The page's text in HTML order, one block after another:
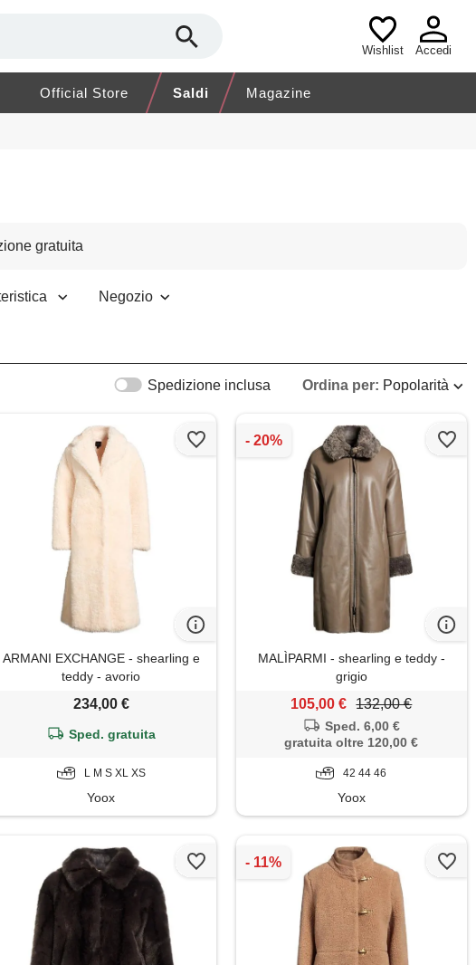
Wishlist Accedi
Official Store Saldi Magazine
gratuita
Negozio
Ordina per: Popolarità
Spedizione inclusa
ARMANI EXCHANGE - shearling e
teddy - avorio
234,00 €
Sped. gratuita
L M S XL XS
Yoox
MALÌPARMI - shearling e teddy -
grigio
105,00 € 132,00 €
Sped. 6,00 €
gratuita oltre 120,00 €
42 44 46
Yoox